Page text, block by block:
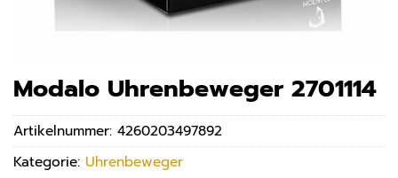
Modalo Uhrenbeweger 2701114
Artikelnummer: 4260203497892
Kategorie: Uhrenbeweger